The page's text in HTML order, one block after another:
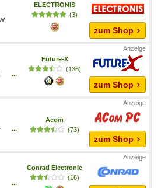
ELECTRONIS
(3)
zum Shop
...
Future-X
(136)
zum Shop
...
Acom
(73)
zum Shop
...
Conrad Electronic
(16)